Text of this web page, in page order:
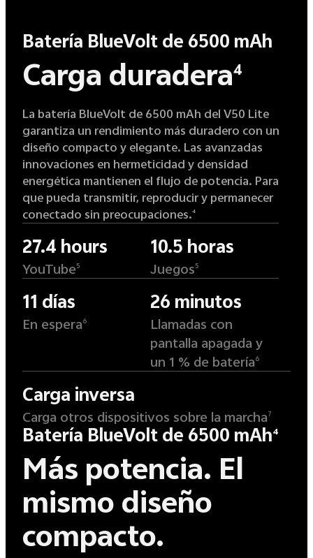
Batería BlueVolt de 6500 mAh
Carga duradera4
La batería BlueVolt de 6500 mAh del V50 Lite
garantiza un rendimiento más duradero con un
diseño compacto y elegante. Las avanzadas
innovaciones en hermeticidad y densidad
energética mantienen el flujo de potencia. Para
que pueda transmitir, reproducir y permanecer
conectado sin preocupaciones.4
27.4 hours
YouTube 5
10.5 horas
Juegos 5
11 días
En espera 6
26 minutos
Llamadas con
pantalla apagada y
un 1 % de batería 6
Carga inversa
Carga otros dispositivos sobre la marcha 7
Batería BlueVolt de 6500 mAh4
Más potencia. El
mismo diseño
compacto.